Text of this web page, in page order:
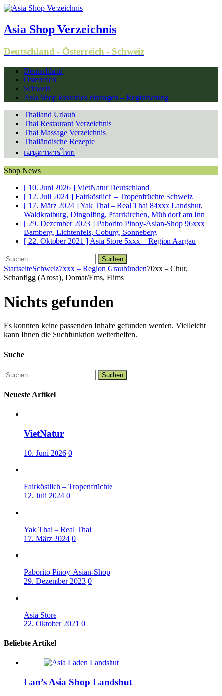
Asia Shop Verzeichnis
Deutschland - Österreich - Schweiz
Deutschland
Österreich
Schweiz
Asia Shop kostenlos eintragen – Registrierung
Thailand Urlaub
Thai Restaurant Verzeichnis
Thai Massage Verzeichnis
Thailändische Rezepte
เมนูอาหารไทย
Shop News
[
] VietNaturDeutschland
[
] Fairköstlich – Tropenfrüchte Schweiz
[
]Yak Thai – Real Thai 84xxx Landshut,
Waldkraiburg, Dingolfing, Pfarrkirchen, Mühldorf am Inn
[
] Paborito Pinoy-Asian-Shop 96xxx
Bamberg, Lichtenfels, Coburg, Sonneberg
[
] Asia Store 5xxx – Region Aargau
Suchen
nach:
StartseiteSchweiz7xxx – Region Graubünden70xx – Chur,
Schanfigg (Arosa), Domat/Ems, Flims
Nichts gefunden
Es konnten keine passenden Inhalte gefunden werden. Vielleicht
kann Ihnen die Suchfunktion weiterhelfen.
Suche
Suchen
nach:
Neueste Artikel
VietNatur
0
Fairköstlich – Tropenfrüchte
0
Yak Thai – Real Thai
0
Paborito Pinoy-Asian-Shop
0
Asia Store
0
Beliebte Artikel
Lan’s Asia Shop Landshut